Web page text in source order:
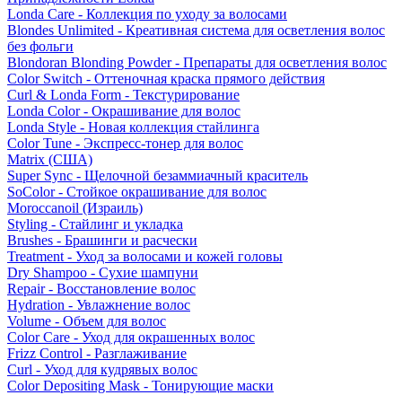
Londa Care - Коллекция по уходу за волосами
Blondes Unlimited - Креативная система для осветления волос
без фольги
Blondoran Blonding Powder - Препараты для осветления волос
Color Switch - Оттеночная краска прямого действия
Curl & Londa Form - Текстурирование
Londa Color - Окрашивание для волос
Londa Style - Новая коллекция стайлинга
Color Tune - Экспресс-тонер для волос
Matrix (США)
Super Sync - Щелочной безаммиачный краситель
SoColor - Стойкое окрашивание для волос
Moroccanoil (Израиль)
Styling - Стайлинг и укладка
Brushes - Брашинги и расчески
Treatment - Уход за волосами и кожей головы
Dry Shampoo - Сухие шампуни
Repair - Восстановление волос
Hydration - Увлажнение волос
Volume - Объем для волос
Color Care - Уход для окрашенных волос
Frizz Control - Разглаживание
Curl - Уход для кудрявых волос
Color Depositing Mask - Тонирующие маски